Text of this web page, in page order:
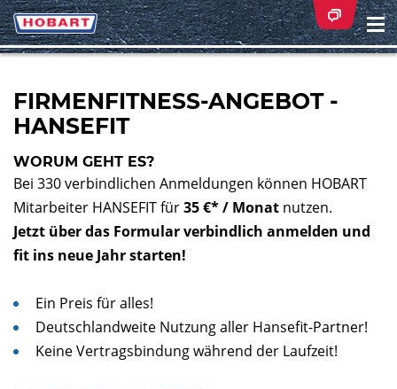
FIRMENFITNESS-ANGEBOT -
HANSEFIT
WORUM GEHT ES?
Bei 330 verbindlichen Anmeldungen können HOBART
Mitarbeiter HANSEFIT für35 €* / Monat nutzen.
Jetzt über das Formular verbindlich anmelden und
fit ins neue Jahr starten!
Ein Preis für alles!
Deutschlandweite Nutzung aller Hansefit-Partner!
Keine Vertragsbindung während der Laufzeit!